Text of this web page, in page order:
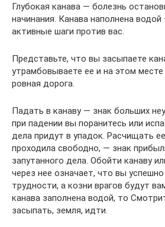
Глубокая канава — болезнь
начинания. Канава наполнена
активные шаги против вас.
Представьте, что вы засыпаете
утрамбовываете ее и на этом
ровная дорога.
Падать в канаву — знак больших
при падении вы поранитесь или
дела придут в упадок. Расчищать
проходила свободно, — знак
запутанного дела. Обойти канаву
через нее означает, что вы
трудности, а козни врагов будут
канава заполнена водой, то
засыпать, земля, идти.